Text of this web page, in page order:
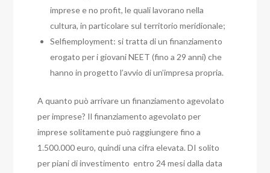
imprese e no profit, le quali lavorano nella
cultura, in particolare sul territorio meridionale;
Selfiemployment: si tratta di un finanziamento
erogato per i giovani NEET (fino a 29 anni) che
hanno in progetto l’avvio di un’impresa propria.
A quanto può arrivare un finanziamento agevolato
per imprese? Il finanziamento agevolato per
imprese solitamente può raggiungere fino a
1.500.000 euro, quindi una cifra elevata. DI solito
per piani di investimento entro 24 mesi dalla data